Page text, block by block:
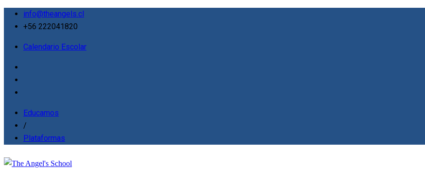
info@theangels.cl
+56 222041820
Calendario Escolar
Educamos
/
Plataformas